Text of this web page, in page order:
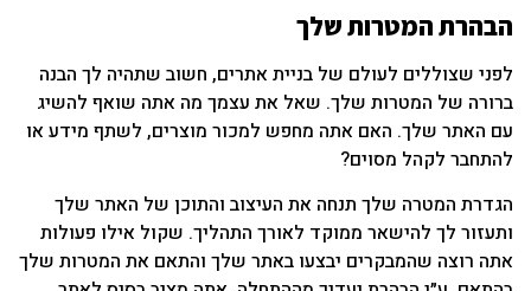
הבהרת המטרות שלך
לפני שצוללים לעולם של בניית אתרים, חשוב שתהיה לך הבנה
ברורה של המטרות שלך. שאל את עצמך מה אתה שואף להשיג
עם האתר שלך. האם אתה מחפש למכור מוצרים, לשתף מידע או
להתחבר לקהל מסוים?
הגדרת המטרה שלך תנחה את העיצוב והתוכן של האתר שלך
ותעזור לך להישאר ממוקד לאורך התהליך. שקול אילו פעולות
אתה רוצה שהמבקרים יבצעו באתר שלך והתאם את המטרות שלך